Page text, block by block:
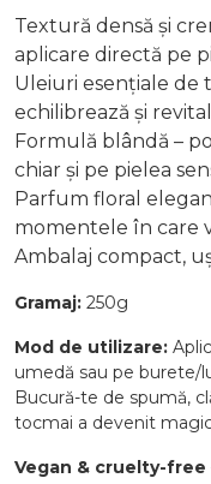
Textură densă și
aplicare directă pe
Uleiuri esențiale de
echilibrează și
Formulă blândă –
chiar și pe pielea
Parfum floral
momentele în care
Ambalaj compact,
Gramaj: 250g
Mod de utilizare:
umedă sau pe burete/
Bucură-te de spumă,
tocmai a devenit
Vegan & cruelty-free